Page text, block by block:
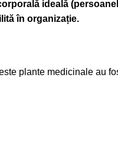
ideală
în organizație.
plante medicinale au